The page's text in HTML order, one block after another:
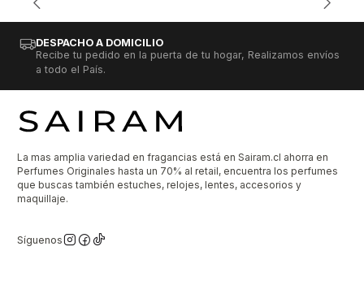
DESPACHO A DOMICILIO
Recibe tu pedido en la puerta de tu hogar, Realizamos envíos
a todo el País.
La mas amplia variedad en fragancias está en Sairam.cl ahorra en
Perfumes Originales hasta un 70% al retail, encuentra los perfumes
que buscas también estuches, relojes, lentes, accesorios y
maquillaje.
Síguenos